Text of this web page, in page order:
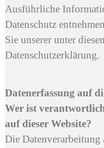
Ausführliche
Datenschutz entnehmen
Sie unserer unter
Datenschutzerklärung.
Datenerfassung auf
Wer ist
auf dieser Website?
Die